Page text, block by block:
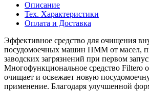
Описание
Тех. Характеристики
Оплата и Доставка
Эффективное средство для очищения
посудомоечных машин ПММ от масел,
заводских загрязнений при первом
Многофункциональное средство Filtero
очищает и освежает новую
применение. Благодаря улучшенной